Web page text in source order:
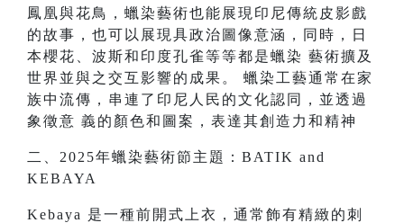
鳳凰與花鳥，蠟染藝術也能展現印尼傳統皮影戲
的故事，也可以展現具政治圖像意涵，同時，日
本櫻花、波斯和印度孔雀等等都是蠟染 藝術擴及
世界並與之交互影響的成果。 蠟染工藝通常在家
族中流傳，串連了印尼人民的文化認同，並透過
象徵意 義的顏色和圖案，表達其創造力和精神
二、2025年蠟染藝術節主題：BATIK and
KEBAYA
Kebaya 是一種前開式上衣，通常飾有精緻的刺